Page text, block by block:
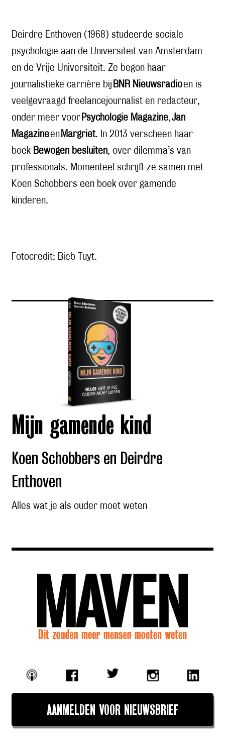
Deirdre Enthoven (1968) studeerde sociale
psychologie aan de Universiteit van Amsterdam
en de Vrije Universiteit. Ze begon haar
journalistieke carrière bij BNR Nieuwsradioen is
veelgevraagd freelancejournalist en redacteur,
onder meer voor Psychologie Magazine,Jan
Magazineen Margriet. In 2013 verscheen haar
boek Bewogen besluiten, over dilemma’s van
professionals. Momenteel schrijft ze samen met
Koen Schobbers een boek over gamende
kinderen.
Fotocredit: Bieb Tuyt.
Mijn gamende kind
Koen Schobbers en Deirdre
Enthoven
Alles wat je als ouder moet weten
AANMELDEN VOOR NIEUWSBRIEF